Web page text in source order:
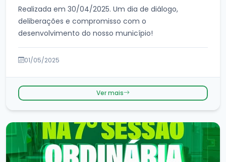
Realizada em 30/04/2025. Um dia de diálogo,
deliberações e compromisso com o
desenvolvimento do nosso município!
01/05/2025
Ver mais